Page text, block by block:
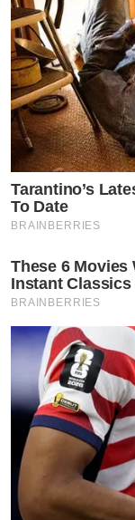
Tarantino’s
To Date
BRAINBERRIES
These 6 Movies
Instant Classics
BRAINBERRIES